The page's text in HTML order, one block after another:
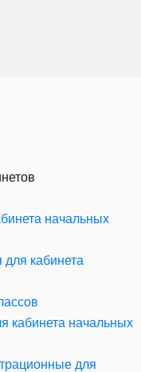
начальных
кабинета
кабинета начальных
для